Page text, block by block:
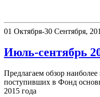
01 Октября-30 Сентября,
Июль-сентябрь
Предлагаем обзор
поступивших в Фонд
2015 года